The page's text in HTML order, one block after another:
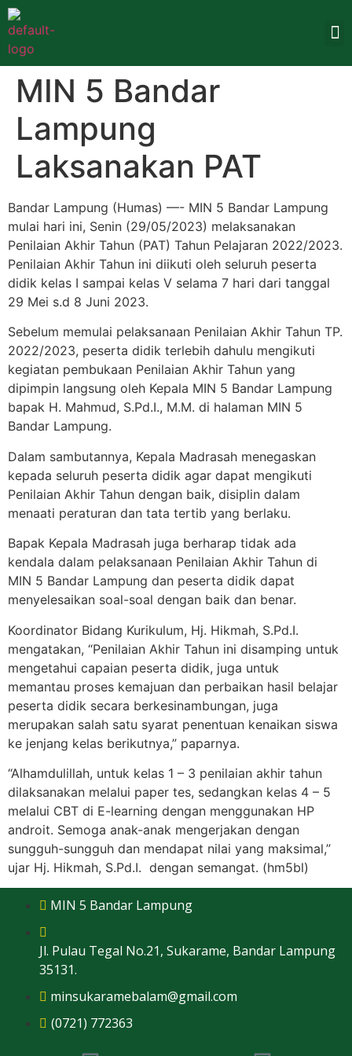
MIN 5 Bandar
Lampung
Laksanakan PAT
Bandar Lampung (Humas) —- MIN 5 Bandar Lampung
mulai hari ini, Senin (29/05/2023) melaksanakan
Penilaian Akhir Tahun (PAT) Tahun Pelajaran 2022/2023.
Penilaian Akhir Tahun ini diikuti oleh seluruh peserta
didik kelas I sampai kelas V selama 7 hari dari tanggal
29 Mei s.d 8 Juni 2023.
Sebelum memulai pelaksanaan Penilaian Akhir Tahun TP.
2022/2023, peserta didik terlebih dahulu mengikuti
kegiatan pembukaan Penilaian Akhir Tahun yang
dipimpin langsung oleh Kepala MIN 5 Bandar Lampung
bapak H. Mahmud, S.Pd.I., M.M. di halaman MIN 5
Bandar Lampung.
Dalam sambutannya, Kepala Madrasah menegaskan
kepada seluruh peserta didik agar dapat mengikuti
Penilaian Akhir Tahun dengan baik, disiplin dalam
menaati peraturan dan tata tertib yang berlaku.
Bapak Kepala Madrasah juga berharap tidak ada
kendala dalam pelaksanaan Penilaian Akhir Tahun di
MIN 5 Bandar Lampung dan peserta didik dapat
menyelesaikan soal-soal dengan baik dan benar.
Koordinator Bidang Kurikulum, Hj. Hikmah, S.Pd.I.
mengatakan, “Penilaian Akhir Tahun ini disamping untuk
mengetahui capaian peserta didik, juga untuk
memantau proses kemajuan dan perbaikan hasil belajar
peserta didik secara berkesinambungan, juga
merupakan salah satu syarat penentuan kenaikan siswa
ke jenjang kelas berikutnya,” paparnya.
“Alhamdulillah, untuk kelas 1 – 3 penilaian akhir tahun
dilaksanakan melalui paper tes, sedangkan kelas 4 – 5
melalui CBT di E-learning dengan menggunakan HP
androit. Semoga anak-anak mengerjakan dengan
sungguh-sungguh dan mendapat nilai yang maksimal,”
ujar Hj. Hikmah, S.Pd.I. dengan semangat. (hm5bl)
MIN 5 Bandar Lampung
Jl. Pulau Tegal No.21, Sukarame, Bandar Lampung
35131.
minsukaramebalam@gmail.com
(0721) 772363